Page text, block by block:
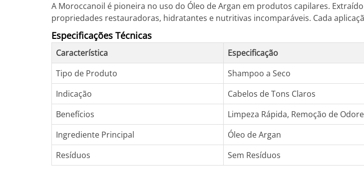
A Moroccanoil é pioneira no uso do Óleo de Argan em produtos capilares.
propriedades restauradoras, hidratantes e nutritivas incomparáveis. Cada
Especificações Técnicas
Característica
Especificação
Tipo de Produto
Shampoo a Seco
Indicação
Cabelos de Tons Claros
Benefícios
Limpeza Rápida, Remoção de
Ingrediente Principal
Óleo de Argan
Resíduos
Sem Resíduos